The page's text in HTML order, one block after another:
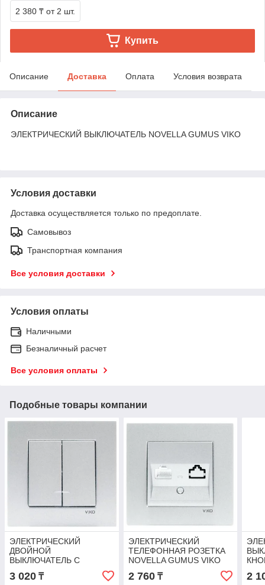
2 380 ₸ от 2 шт.
Купить
Описание Доставка Оплата Условия возврата
Описание
ЭЛЕКТРИЧЕСКИЙ ВЫКЛЮЧАТЕЛЬ NOVELLA GUMUS VIKO
Условия доставки
Доставка осуществляется только по предоплате.
Самовывоз
Транспортная компания
Все условия доставки
Условия оплаты
Наличными
Безналичный расчет
Все условия оплаты
Подобные товары компании
ЭЛЕКТРИЧЕСКИЙ
ДВОЙНОЙ
ВЫКЛЮЧАТЕЛЬ С
ПОДСВЕТКОЙ NOVELLA
GUMUS VIKO
3 020 ₸
ЭЛЕКТРИЧЕСКИЙ
ТЕЛЕФОННАЯ РОЗЕТКА
NOVELLA GUMUS VIKO
2 760₸ 2